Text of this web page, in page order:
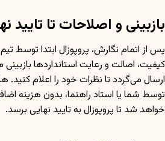
بازبینی و اصلاحات تا تایید
پس از اتمام نگارش، پروپوزال ابتدا توسط
کیفیت، اصالت و رعایت استانداردها
ارسال می‌گردد تا نظرات خود را اعلام کنید.
توسط شما یا استاد راهنما، بدون هزینه
خواهد شد تا پروپوزال به تایید نهایی برسد.